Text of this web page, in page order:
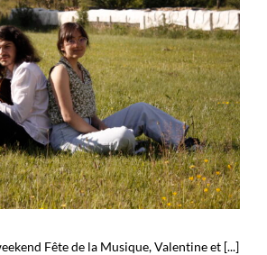
Fête de la Musique, Valentine et [...]